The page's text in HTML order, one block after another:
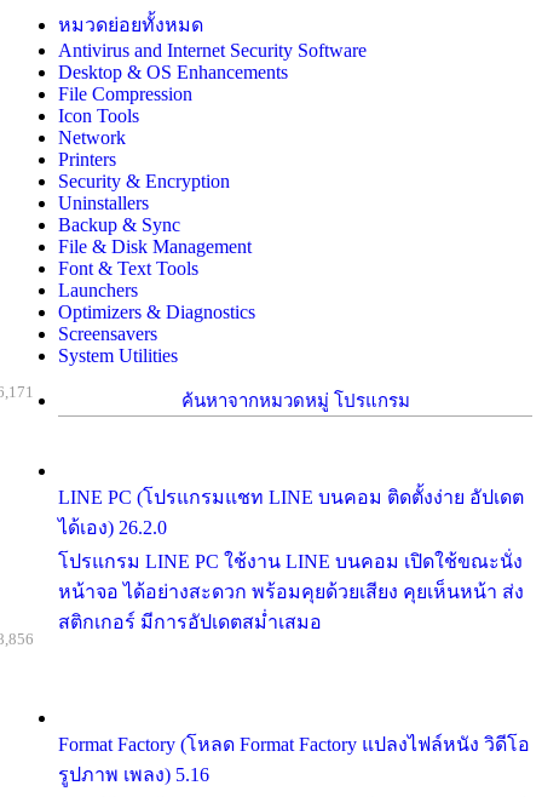
หมวดย่อยทั้งหมด
Antivirus and Internet Security Software
Desktop & OS Enhancements
File Compression
Icon Tools
Network
Printers
Security & Encryption
Uninstallers
Backup & Sync
File & Disk Management
Font & Text Tools
Launchers
Optimizers & Diagnostics
Screensavers
System Utilities
ค้นหาจากหมวดหมู่ โปรแกรม
LINE PC (โปรแกรมแชท LINE บนคอม ติดตั้งง่าย อัปเดต
ได้เอง) 26.2.0
โปรแกรม LINE PC ใช้งาน LINE บนคอม เปิดใช้ขณะนั่ง
หน้าจอ ได้อย่างสะดวก พร้อมคุยด้วยเสียง คุยเห็นหน้า ส่ง
สติกเกอร์ มีการอัปเดตสม่ำเสมอ
Format Factory (โหลด Format Factory แปลงไฟล์หนัง วิดีโอ
รูปภาพ เพลง) 5.16